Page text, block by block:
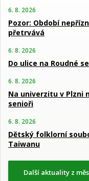
6. 8. 2026
Pozor: Období
přetrvává
6. 8. 2026
Do ulice na Roudné
6. 8. 2026
Na univerzitu v Plzni
senioři
6. 8. 2026
Dětský folklorní
Taiwanu
Další aktuality z